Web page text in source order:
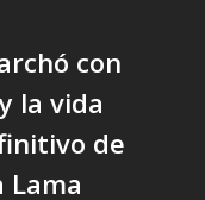
con
la vida
de
Lama